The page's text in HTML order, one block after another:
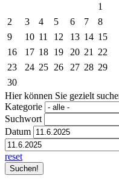
1
2
3 4 5 6 7
8
9
10 11 12 13 14 15
16
17 18 19 20 21
22
23
24 25 26 27 28 29
30
Hier können Sie gezielt
Kategorie
Suchwort
Datum
reset